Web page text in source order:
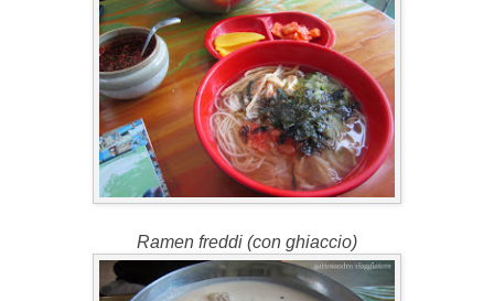
Ramen freddi (con ghiaccio)